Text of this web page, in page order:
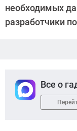
необходимых
разработчики
Все о